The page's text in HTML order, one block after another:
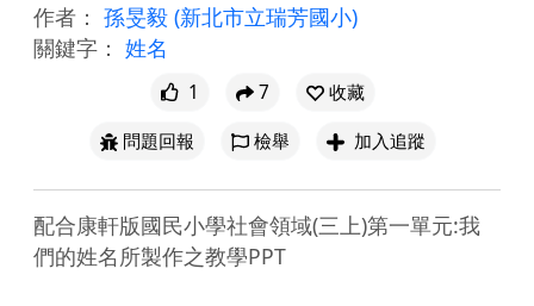
作者： 孫旻毅 (新北市立瑞芳國小)
關鍵字： 姓名
1 7
收藏
問題回報
檢舉 加入追蹤
配合康軒版國民小學社會領域(三上)第一單元:我
們的姓名所製作之教學PPT